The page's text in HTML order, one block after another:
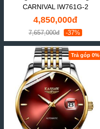
CARNIVAL IW761G-2
4,850,000đ
7,657,000đ -37%
Trả góp 0%